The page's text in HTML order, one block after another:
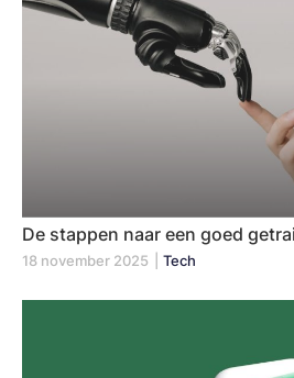
De stappen naar een goed
18 november 2025 Tech